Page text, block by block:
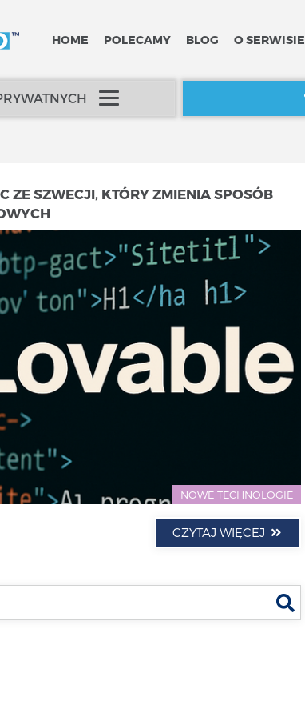
HOME POLECAMY BLOG O SERWISIE
ZE SZWECJI, KTÓRY ZMIENIA SPOSÓB
NOWE TECHNOLOGIE
CZYTAJ WIĘCEJ